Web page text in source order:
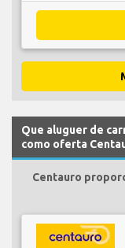
Que aluguer de
como oferta
Centauro